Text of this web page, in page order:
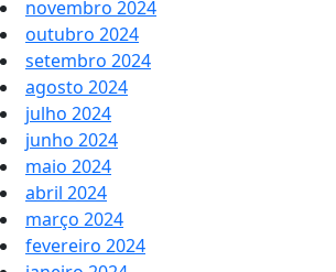
novembro 2024
outubro 2024
setembro 2024
agosto 2024
julho 2024
junho 2024
maio 2024
abril 2024
março 2024
fevereiro 2024